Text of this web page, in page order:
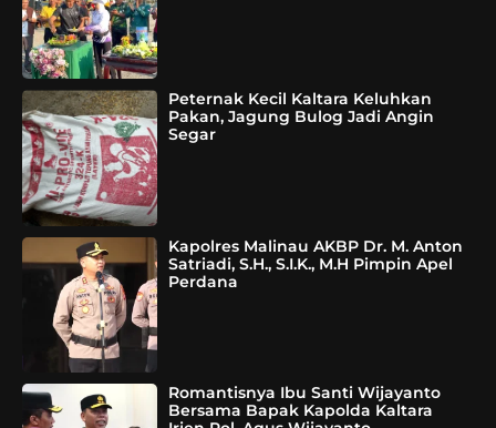
Peternak Kecil Kaltara Keluhkan
Pakan, Jagung Bulog Jadi Angin
Segar
Kapolres Malinau AKBP Dr. M. Anton
Satriadi, S.H., S.I.K., M.H Pimpin Apel
Perdana
Romantisnya Ibu Santi Wijayanto
Bersama Bapak Kapolda Kaltara